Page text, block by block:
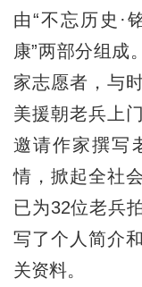
由“不忘历史·
康”两部分组成
家志愿者，与
美援朝老兵上
邀请作家撰写
情，掀起全社
已为32位老兵
写了个人简介
关资料。